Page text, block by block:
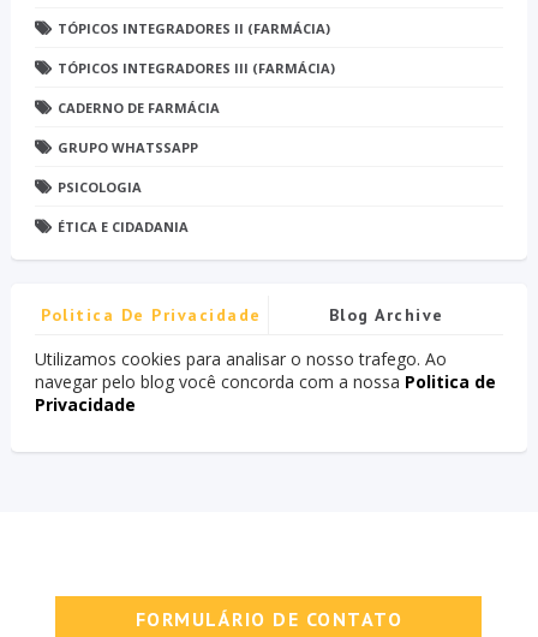
TÓPICOS INTEGRADORES II (FARMÁCIA)
TÓPICOS INTEGRADORES III (FARMÁCIA)
CADERNO DE FARMÁCIA
GRUPO WHATSSAPP
PSICOLOGIA
ÉTICA E CIDADANIA
Politica De Privacidade Blog Archive
Utilizamos cookies para analisar o nosso trafego. Ao
navegar pelo blog você concorda com a nossa Politica de
Privacidade
FORMULÁRIO DE CONTATO